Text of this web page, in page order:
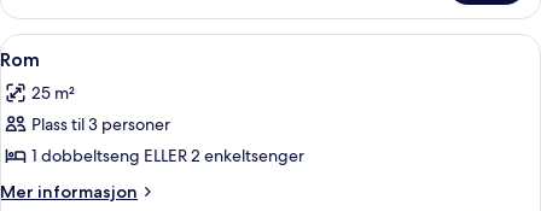
–
comfort
(upstairs)
Åpne
alle
bildene
av
Rom
Rom | Sengetøy av topp kvalitet,
4
Rom
25 m²
Plass til 3 personer
1 dobbeltseng ELLER 2 enkeltsenger
Mer informasjon
Mer